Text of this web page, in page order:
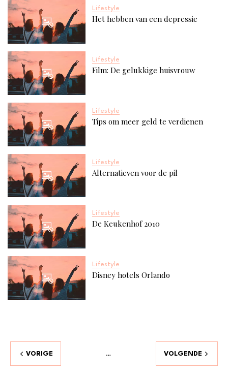
Lifestyle
Het hebben van een depressie
Lifestyle
Film: De gelukkige huisvrouw
Lifestyle
Tips om meer geld te verdienen
Lifestyle
Alternatieven voor de pil
Lifestyle
De Keukenhof 2010
Lifestyle
Disney hotels Orlando
VORIGE … VOLGENDE